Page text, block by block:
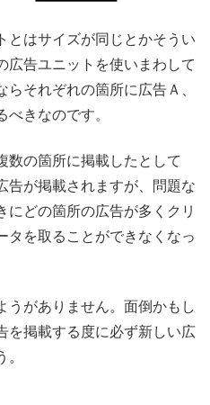
とはサイズが同じとかそうい
広告ユニットを使いまわして
それぞれの箇所に広告Ａ、
べきなのです。
数の箇所に掲載したとして
告が掲載されますが、問題な
にどの箇所の広告が多くクリ
タを取ることができなくなっ
うがありません。面倒かもし
を掲載する度に必ず新しい広